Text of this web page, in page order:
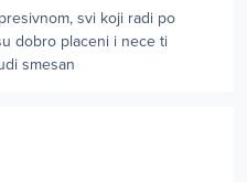
svi koji radi po
dobro placeni i nece ti
smesan